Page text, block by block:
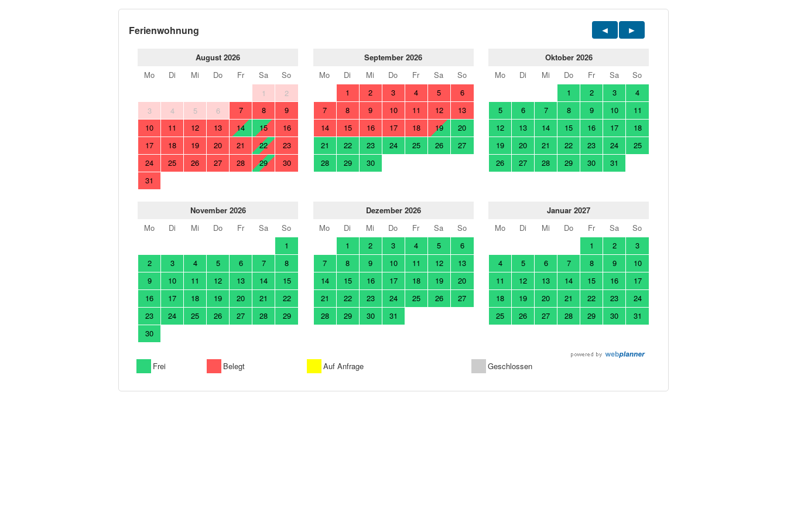
Ferienwohnung
August 2026
Mo
Di Mi Do Fr Sa
So
1
2
3
4 5 6 7 8
9
10
11 12 13 14 15
16
17
18 19 20 21 22
23
24
25 26 27 28 29
30
31
September 2026
Mo
Di Mi Do Fr Sa
So
1
2 3 4 5
6
7
8 9 10 11 12
13
14
15 16 17 18 19
20
21
22 23 24 25 26
27
28
29 30
Oktober 2026
Mo
Di Mi Do Fr Sa
So
1
2 3
4
5
6 7 8 9 10
11
12
13 14 15 16 17
18
19
20 21 22 23 24
25
26
27 28 29 30 31
November 2026
Mo
Di Mi Do Fr Sa
So
1
2
3 4 5 6 7
8
9
10 11 12 13 14
15
16
17 18 19 20 21
22
23
24 25 26 27 28
29
30
Dezember 2026
Mo
Di Mi Do Fr Sa
So
1
2 3 4 5
6
7
8 9 10 11 12
13
14
15 16 17 18 19
20
21
22 23 24 25 26
27
28
29 30 31
Januar 2027
Mo
Di Mi Do Fr Sa
So
1
2
3
4
5 6 7 8 9
10
11
12 13 14 15 16
17
18
19 20 21 22 23
24
25
26 27 28 29 30 31
Frei Belegt Auf Anfrage Geschlossen